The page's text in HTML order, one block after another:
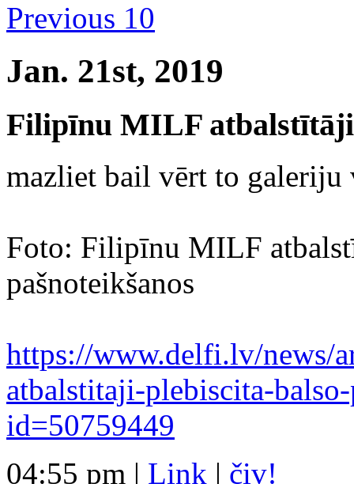
Previous 10
Jan. 21st, 2019
Filipīnu MILF
mazliet bail vērt to galeriju
Foto: Filipīnu MILF
pašnoteikšanos
https://www.delfi.lv/news/
atbalstitaji-plebiscita-
id=50759449
04:55 pm | Link | čiv!